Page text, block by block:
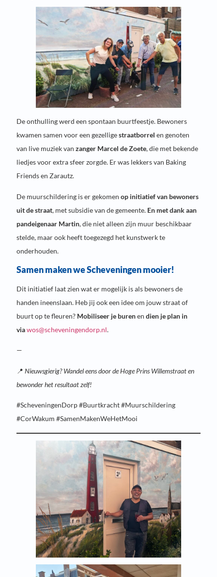
De onthulling werd een spontaan buurtfeestje. Bewoners
kwamen samen voor een gezelligestraatborrel en genoten
van live muziek van zanger Marcel de Zoete, die met bekende
liedjes voor extra sfeer zorgde. Er was lekkers van Baking
Friends en Zarautz.
De muurschildering is er gekomen op initiatief van bewoners
uit de straat, met subsidie van de gemeente. En met dank aan
pandeigenaar Martin, die niet alleen zijn muur beschikbaar
stelde, maar ook heeft toegezegd het kunstwerk te
onderhouden.
Samen maken we Scheveningen mooier!
Dit initiatief laat zien wat er mogelijk is als bewoners de
handen ineenslaan. Heb jij ook een idee om jouw straat of
buurt op te fleuren? Mobiliseer je burenen dien je plan in
viawos@scheveningendorp.nl.
—
📍 Nieuwsgierig? Wandel eens door de Hoge Prins Willemstraat en
bewonder het resultaat zelf!
#ScheveningenDorp #Buurtkracht #Muurschildering
#CorWakum #SamenMakenWeHetMooi